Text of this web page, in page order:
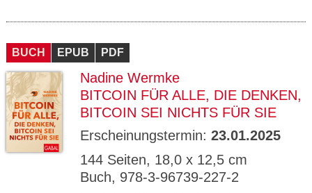
BUCH EPUB PDF
Nadine Wermke
BITCOIN FÜR ALLE, DIE DENKEN,
BITCOIN SEI NICHTS FÜR SIE
Erscheinungstermin: 23.01.2025
144 Seiten, 18,0 x 12,5 cm
Buch, 978-3-96739-227-2